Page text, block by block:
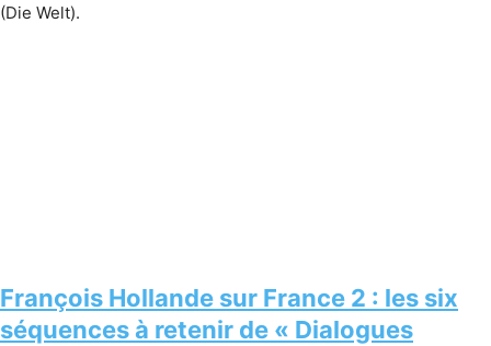
(Die Welt).
François Hollande sur France 2 : les six
séquences à retenir de « Dialogues